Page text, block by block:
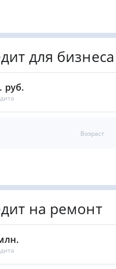
для бизнеса
руб.
Возраст
на ремонт